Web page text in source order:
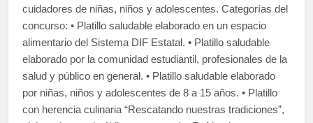
cuidadores de niñas, niños y adolescentes. Categorías del
concurso: • Platillo saludable elaborado en un espacio
alimentario del Sistema DIF Estatal. • Platillo saludable
elaborado por la comunidad estudiantil, profesionales de la
salud y público en general. • Platillo saludable elaborado
por niñas, niños y adolescentes de 8 a 15 años. • Platillo
con herencia culinaria “Rescatando nuestras tradiciones”,